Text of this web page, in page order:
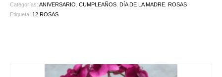
Categorías: ANIVERSARIO CUMPLEAÑOS DÍA DE LA MADRE ROSAS
Etiqueta: 12 ROSAS